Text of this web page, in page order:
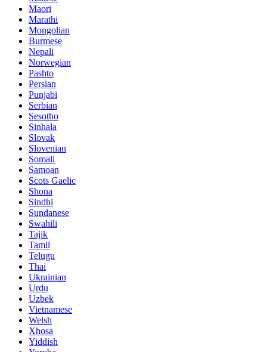
Maori
Marathi
Mongolian
Burmese
Nepali
Norwegian
Pashto
Persian
Punjabi
Serbian
Sesotho
Sinhala
Slovak
Slovenian
Somali
Samoan
Scots Gaelic
Shona
Sindhi
Sundanese
Swahili
Tajik
Tamil
Telugu
Thai
Ukrainian
Urdu
Uzbek
Vietnamese
Welsh
Xhosa
Yiddish